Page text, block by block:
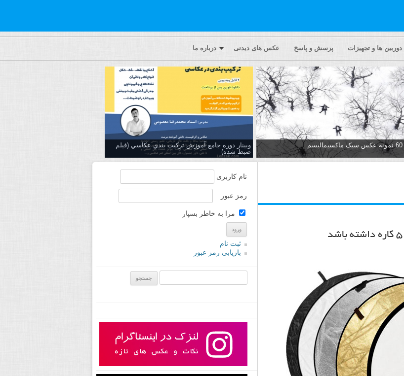
دوربین ها و تجهیزات پرسش و پاسخ عکس های دیدنی درباره ما
60 نمونه عکس سبک ماکسیمالیسم
وبینار دوره جامع آموزش تركيب بندي عكاسي (فیلم
ضبط شده)
نام کاربری
رمز عبور
مرا به خاطر بسپار
ثبت نام
بازیابی رمز عبور